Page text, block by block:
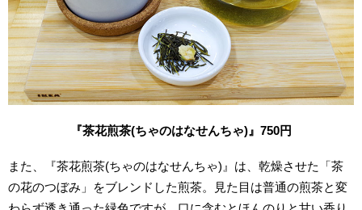
『茶花煎茶(ちゃのはなせんちゃ)』750円
また、『茶花煎茶(ちゃのはなせんちゃ)』は、乾燥させた「茶
の花のつぼみ」をブレンドした煎茶。見た目は普通の煎茶と変